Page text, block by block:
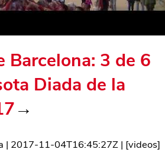
Barcelona: 3 de 6
Diada de la
→
| 2017-11-04T16:45:27Z | [videos]